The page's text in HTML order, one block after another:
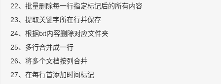
22、批量删除每一行指定标记后的所有内容
23、提取关键字所在行并保存
24、根据txt内容删除对应文件夹
25、多行合并成一行
26、将多个文档按列合并
27、在每行首添加时间标记